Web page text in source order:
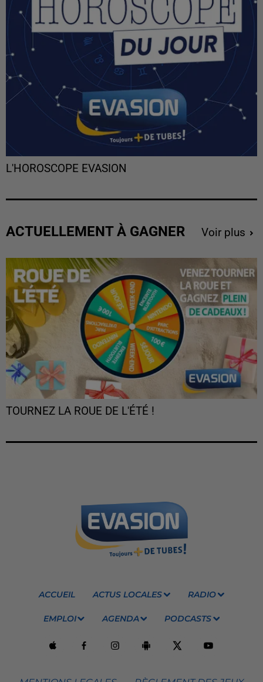
L'HOROSCOPE EVASION
ACTUELLEMENT À GAGNER Voir plus
TOURNEZ LA ROUE DE L'ÉTÉ !
ACCUEIL ACTUS LOCALES RADIO
EMPLOI AGENDA PODCASTS